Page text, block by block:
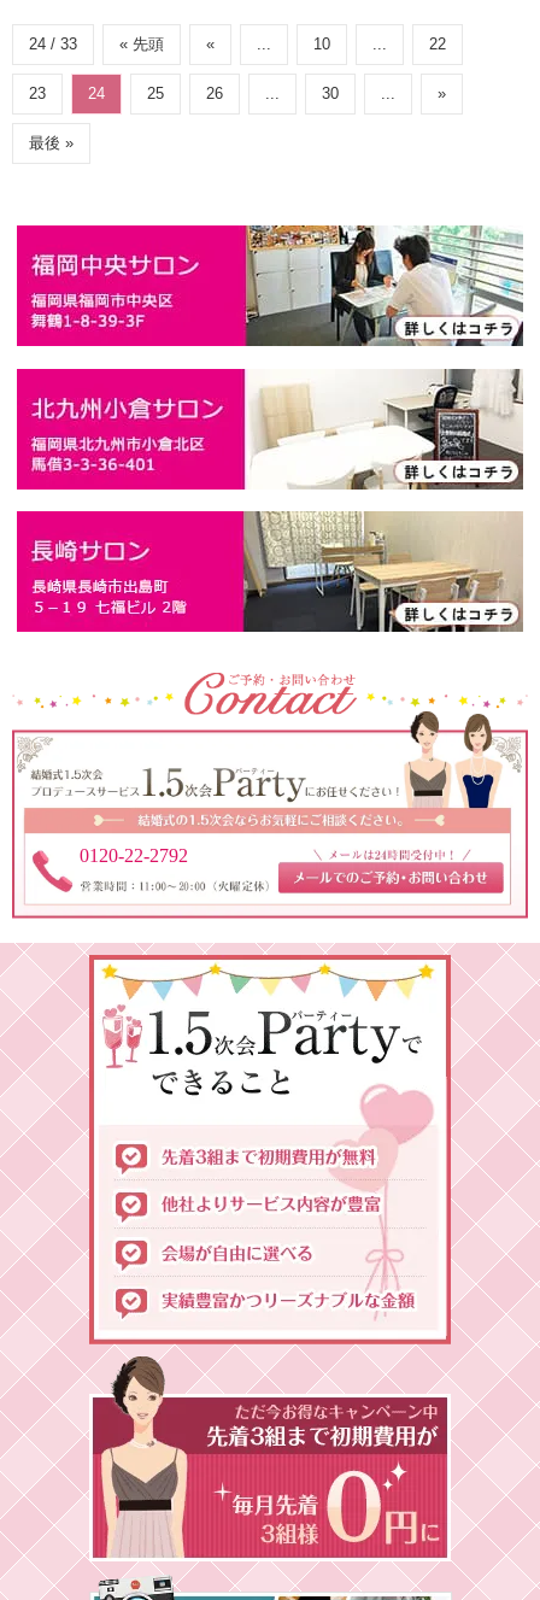
24 / 33 « 先頭 « ... 10 ... 22
23 24 25 26 ... 30 ... »
最後 »
0120-22-2792